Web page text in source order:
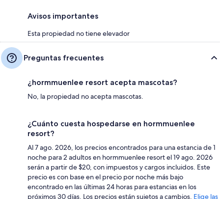
Avisos importantes
Esta propiedad no tiene elevador
Preguntas frecuentes
¿hormmuenlee resort acepta mascotas?
No, la propiedad no acepta mascotas.
¿Cuánto cuesta hospedarse en hormmuenlee
resort?
Al 7 ago. 2026, los precios encontrados para una estancia de 1
noche para 2 adultos en hormmuenlee resort el 19 ago. 2026
serán a partir de $20, con impuestos y cargos incluidos. Este
precio es con base en el precio por noche más bajo
encontrado en las últimas 24 horas para estancias en los
próximos 30 días. Los precios están sujetos a cambios. Elige las